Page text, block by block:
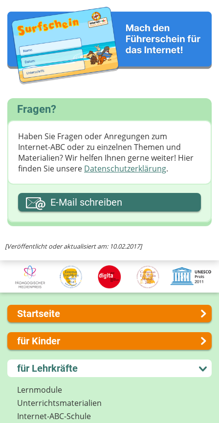
[Veröffentlicht oder aktualisiert am: 10.02.2017]
Fragen?
Haben Sie Fragen oder Anregungen zum
Internet-ABC oder zu einzelnen Themen und
Materialien? Wir helfen Ihnen gerne weiter! ​Hier
finden Sie unsere Datenschutzerklärung.
Ihre E-Mail-Adresse
E-Mail schreiben
Startseite
Über uns
Presse
Kontakt
Impressum
Internet-ABC Sitemap
Barrierefreiheit
Länderprojekte
für Kinder
Lernen und Schule
Hobby und Freizeit
Spiel und Spaß
Mitreden und Mitmachen
Lexikon
für Lehrkräfte
Lernmodule
Unterrichts­materialien
Internet-ABC-Schule